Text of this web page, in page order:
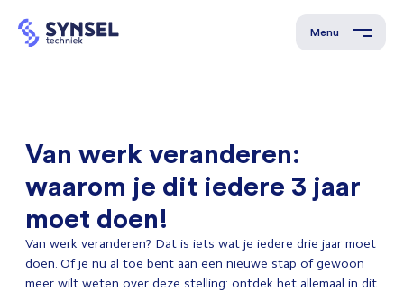
Menu
Van werk veranderen:
waarom je dit iedere 3 jaar
moet doen!
Van werk veranderen? Dat is iets wat je iedere drie jaar moet
doen. Of je nu al toe bent aan een nieuwe stap of gewoon
meer wilt weten over deze stelling: ontdek het allemaal in dit